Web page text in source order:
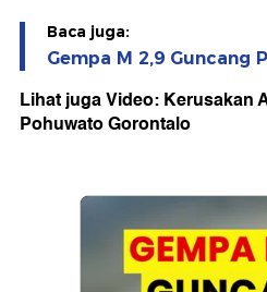
Baca juga:
Gempa M 2,9 Guncang
Lihat juga Video: Kerusakan
Pohuwato Gorontalo